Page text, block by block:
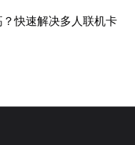
快速解决多人联机卡